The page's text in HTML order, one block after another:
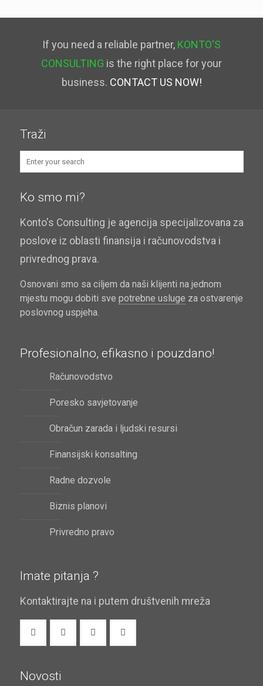
If you need a reliable partner, KONTO'S
CONSULTING is the right place for your
business. CONTACT US NOW!
Traži
Ko smo mi?
Konto's Consulting je agencija specijalizovana za
poslove iz oblasti finansija i računovodstva i
privrednog prava.
Osnovani smo sa ciljem da naši klijenti na jednom
mjestu mogu dobiti sve potrebne usluge za ostvarenje
poslovnog uspjeha.
Profesionalno, efikasno i pouzdano!
Računovodstvo
Poresko savjetovanje
Obračun zarada i ljudski resursi
Finansijski konsalting
Radne dozvole
Biznis planovi
Privredno pravo
Imate pitanja ?
Kontaktirajte na i putem društvenih mreža
Novosti